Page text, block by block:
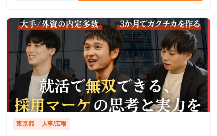
東京都 人事/広報